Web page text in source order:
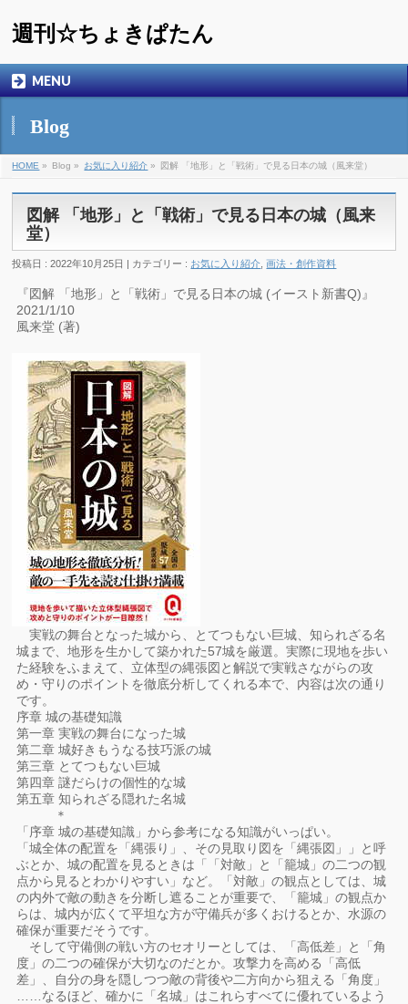
週刊☆ちょきぱたん
MENU
Blog
HOME » Blog » お気に入り紹介 » 図解 「地形」と「戦術」で見る日本の城（風来堂）
図解 「地形」と「戦術」で見る日本の城（風来
堂）
投稿日 : 2022年10月25日 | カテゴリー : お気に入り紹介 ,画法・創作資料
『図解 「地形」と「戦術」で見る日本の城 (イースト新書Q)』
2021/1/10
風来堂 (著)
実戦の舞台となった城から、とてつもない巨城、知られざる名
城まで、地形を生かして築かれた57城を厳選。実際に現地を歩い
た経験をふまえて、立体型の縄張図と解説で実戦さながらの攻
め・守りのポイントを徹底分析してくれる本で、内容は次の通り
です。
序章 城の基礎知識
第一章 実戦の舞台になった城
第二章 城好きもうなる技巧派の城
第三章 とてつもない巨城
第四章 謎だらけの個性的な城
第五章 知られざる隠れた名城
＊
「序章 城の基礎知識」から参考になる知識がいっぱい。
「城全体の配置を「縄張り」、その見取り図を「縄張図」」と呼
ぶとか、城の配置を見るときは「「対敵」と「籠城」の二つの観
点から見るとわかりやすい」など。「対敵」の観点としては、城
の内外で敵の動きを分断し遮ることが重要で、「籠城」の観点か
らは、城内が広くて平坦な方が守備兵が多くおけるとか、水源の
確保が重要だそうです。
そして守備側の戦い方のセオリーとしては、「高低差」と「角
度」の二つの確保が大切なのだとか。攻撃力を高める「高低
差」、自分の身を隠しつつ敵の背後や二方向から狙える「角度」
……なるほど、確かに「名城」はこれらすべてに優れているよう